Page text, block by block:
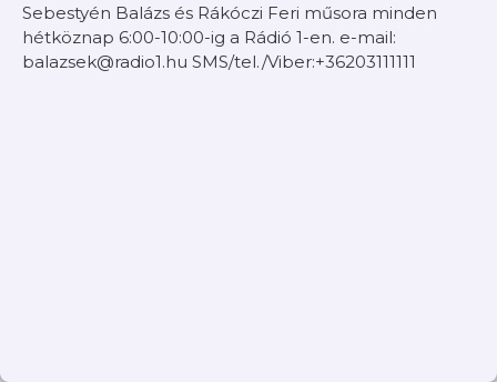
Sebestyén Balázs és Rákóczi Feri műsora minden
hétköznap 6:00-10:00-ig a Rádió 1-en. e-mail:
balazsek@radio1.hu SMS/tel./Viber:+36203111111